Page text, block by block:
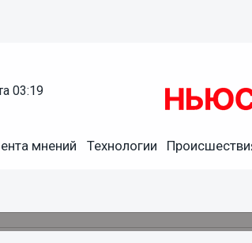
03:19
мнений Технологии
в Нижнем